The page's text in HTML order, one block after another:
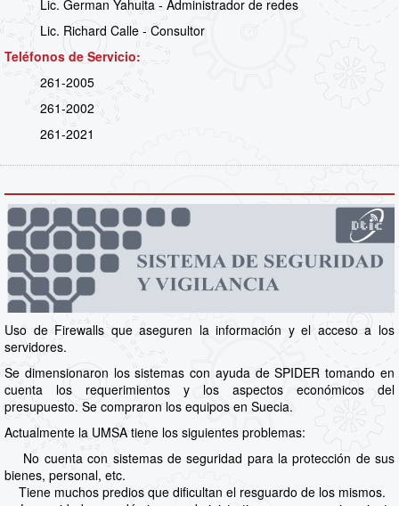
Lic. German Yahuita - Administrador de redes
Lic. Richard Calle - Consultor
Teléfonos de Servicio:
261-2005
261-2002
261-2021
Uso de Firewalls que aseguren la información y el acceso a los
servidores.
Se dimensionaron los sistemas con ayuda de SPIDER tomando en
cuenta los requerimientos y los aspectos económicos del
presupuesto. Se compraron los equipos en Suecia.
Actualmente la UMSA tiene los siguientes problemas:
No cuenta con sistemas de seguridad para la protección de sus
bienes, personal, etc.
Tiene muchos predios que dificultan el resguardo de los mismos.